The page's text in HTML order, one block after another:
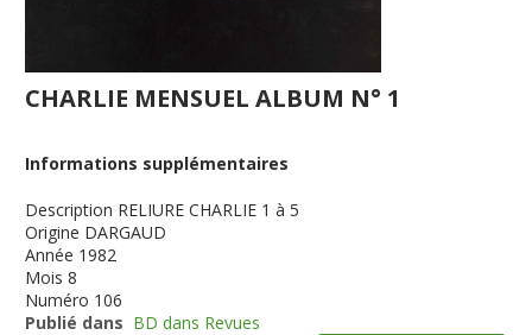
CHARLIE MENSUEL ALBUM N° 1
Informations supplémentaires
Description RELIURE CHARLIE 1 à 5
Origine DARGAUD
Année 1982
Mois 8
Numéro 106
Publié dans BD dans Revues